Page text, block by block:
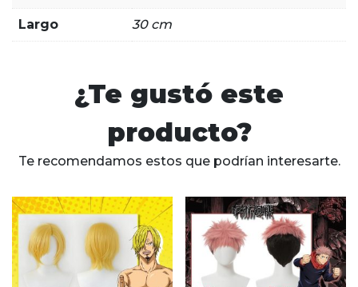
Largo 30 cm
¿Te gustó este
producto?
Te recomendamos estos que podrían interesarte.